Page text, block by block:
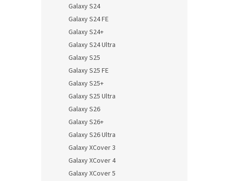
Galaxy S24
Galaxy S24 FE
Galaxy S24+
Galaxy S24 Ultra
Galaxy S25
Galaxy S25 FE
Galaxy S25+
Galaxy S25 Ultra
Galaxy S26
Galaxy S26+
Galaxy S26 Ultra
Galaxy XCover 3
Galaxy XCover 4
Galaxy XCover 5